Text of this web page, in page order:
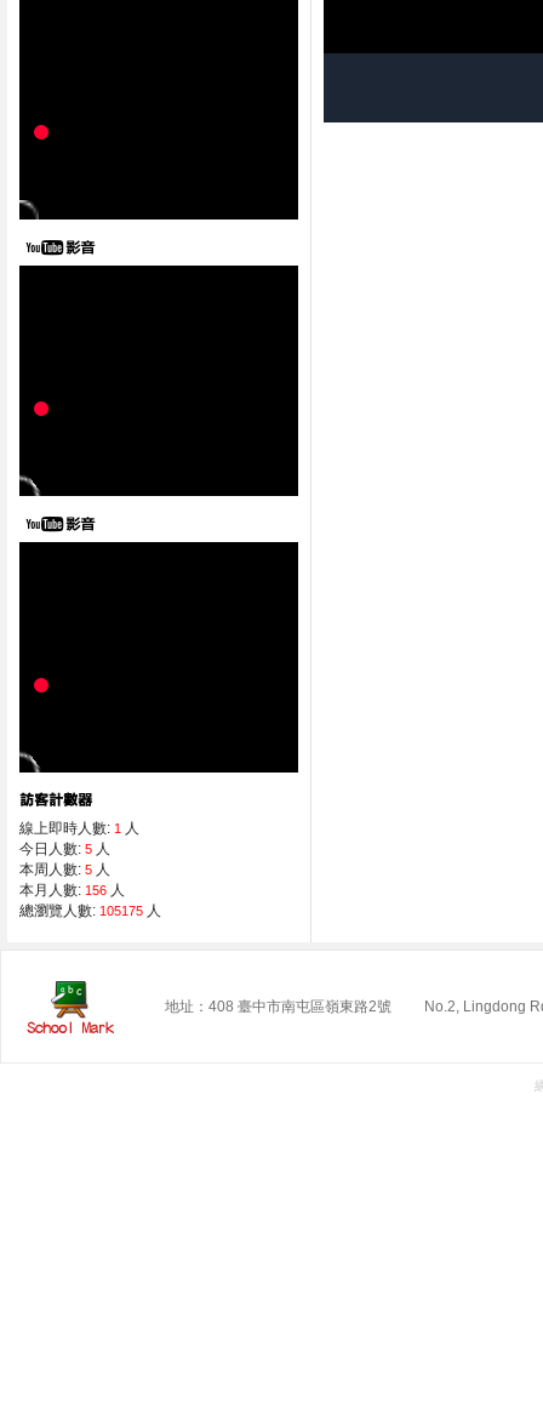
線上即時人數: 1 人
今日人數: 5 人
本周人數: 5 人
本月人數: 156 人
總瀏覽人數: 105175 人
地址：408 臺中市南屯區嶺東路2號 No.2, Lingdong